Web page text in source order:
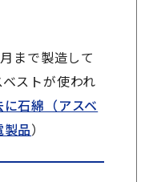
まで製造して
ストが使われ
に石綿（アスベ
品）